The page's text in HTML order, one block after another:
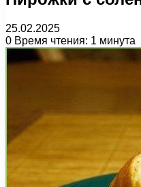
25.02.2025
0 Время чтения: 1 минута